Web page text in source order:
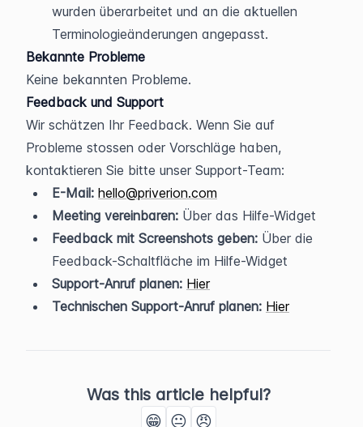
wurden überarbeitet und an die aktuellen
Terminologieänderungen angepasst.
Bekannte Probleme
Keine bekannten Probleme.
Feedback und Support
Wir schätzen Ihr Feedback. Wenn Sie auf
Probleme stossen oder Vorschläge haben,
kontaktieren Sie bitte unser Support-Team:
E-Mail: hello@priverion.com
Meeting vereinbaren: Über das Hilfe-Widget
Feedback mit Screenshots geben: Über die
Feedback-Schaltfläche im Hilfe-Widget
Support-Anruf planen: Hier
Technischen Support-Anruf planen: Hier
Was this article helpful?
😁 😐 😠